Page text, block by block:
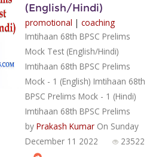
(English/Hindi)
promotional | coaching
Imtihaan 68th BPSC Prelims
Mock Test (English/Hindi)
Imtihaan 68th BPSC Prelims
Mock - 1 (English) Imtihaan 68th
BPSC Prelims Mock - 1 (Hindi)
Imtihaan 68th BPSC Prelims
by Prakash KumarOn Sunday
December 11 2022
23522